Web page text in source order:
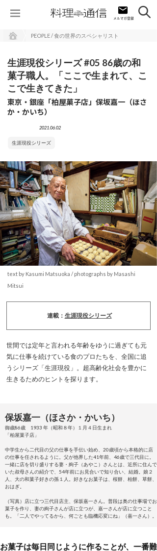
PEOPLE / 食の世界のスペシャリスト
生涯現役シリーズ #05 86歳の和
菓子職人。「ここで生まれて、こ
こで生きてきた」
東京・銀座「柏屋菓子店」保坂嘉一（ほさ
か・かいち）
2021.06.02
生涯現役シリーズ
text by Kasumi Matsuoka / photographs by Masashi
Mitsui
連載： 生涯現役シリーズ
世間では定年と言われる年齢をゆうに過ぎても元
気に仕事を続けている食のプロたちを、全国に追
うシリーズ「生涯現役」。超高齢化社会を豊かに
生きるためのヒントを探ります。
保坂嘉一（ほさか・かいち）
御歳86歳 1933 年（昭和８年）１月４日生まれ
「柏屋菓子店」
中学生から二代目の父の仕事を手伝い始め、20歳頃から本格的に店
の仕事を任されるように。父が他界した41年前、46歳で三代目に。
一緒に店を切り盛りする妻・絢子（あやこ）さんとは、近所に住んで
いた叔母さんの紹介で、54年前にお見合いで知り合い、結婚。娘２
人、大の和菓子好きの孫１人。好きなお菓子は、桜餅、柏餅、草餅、
おはぎ。
（写真）店に立つ三代目店主、保坂嘉一さん。普段は奥の仕事場でお
菓子を作り、妻の絢子さんが店に立つが、嘉一さんが店に立つこと
も。「二人でやってるから、何ごとも臨機応変にね」（嘉一さん）。
お菓子は毎日同じように作ることが、一番難